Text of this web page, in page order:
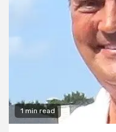
1 min read